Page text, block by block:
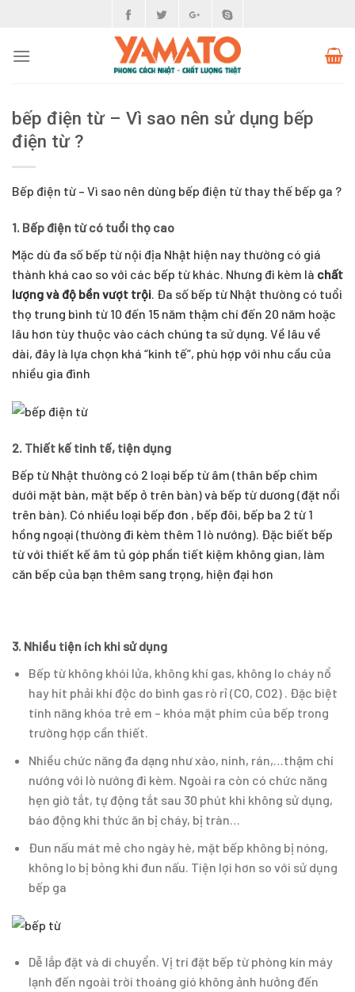
content
bếp điện từ – Vì sao nên sử dụng bếp
điện từ ?
Bếp điện từ – Vì sao nên dùng bếp điện từ thay thế bếp ga ?
1. Bếp điện từ có tuổi thọ cao
Mặc dù đa số bếp từ nội địa Nhật hiện nay thường có giá
thành khá cao so với các bếp từ khác. Nhưng đi kèm là chất
lượng và độ bền vượt trội . Đa số bếp từ Nhật thường có tuổi
thọ trung bình từ 10 đến 15 năm thậm chí đến 20 năm hoặc
lâu hơn tùy thuộc vào cách chúng ta sử dụng. Về lâu về
dài, đây là lựa chọn khá “kinh tế”, phù hợp với nhu cầu của
nhiều gia đình
2. Thiết kế tinh tế, tiện dụng
Bếp từ Nhật thường có 2 loại bếp từ âm (thân bếp chìm
dưới mặt bàn, mặt bếp ở trên bàn) và bếp từ dương (đặt nổi
trên bàn). Có nhiều loại bếp đơn , bếp đôi, bếp ba 2 từ 1
hồng ngoại (thường đi kèm thêm 1 lò nướng). Đặc biết bếp
từ với thiết kế âm tủ góp phần tiết kiệm không gian, làm
căn bếp của bạn thêm sang trọng, hiện đại hơn
3. Nhiều tiện ích khi sử dụng
Bếp từ không khói lửa, không khí gas, không lo cháy nổ
hay hít phải khí độc do bình gas rò rỉ (CO, CO2) . Đặc biệt
tính năng khóa trẻ em – khóa mặt phím của bếp trong
trường hợp cần thiết.
Nhiều chức năng đa dạng như xào, ninh, rán,…thậm chí
nướng với lò nướng đi kèm. Ngoài ra còn có chức năng
hẹn giờ tắt, tự động tắt sau 30 phút khi không sử dụng,
báo động khi thức ăn bị cháy, bị tràn…
Đun nấu mát mẻ cho ngày hè, mặt bếp không bị nóng,
không lo bị bỏng khi đun nấu. Tiện lợi hơn so với sử dụng
bếp ga
Dễ lắp đặt và di chuyển. Vị trí đặt bếp từ phòng kín máy
lạnh đến ngoài trời thoáng gió không ảnh hưởng đến